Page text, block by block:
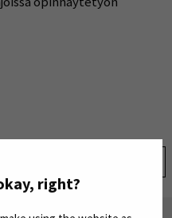
right?